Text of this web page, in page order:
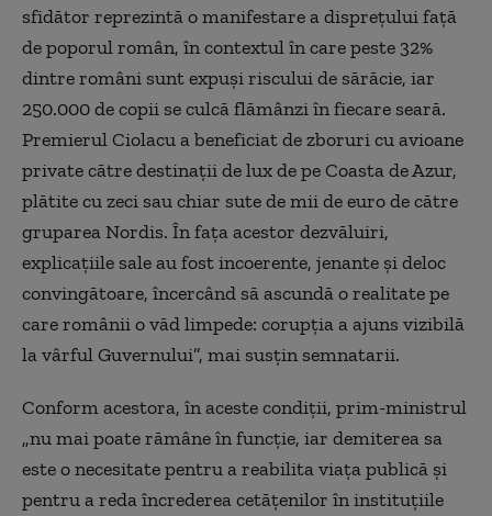
sfidător reprezintă o manifestare a dispreţului faţă
de poporul român, în contextul în care peste 32%
dintre români sunt expuşi riscului de sărăcie, iar
250.000 de copii se culcă flămânzi în fiecare seară.
Premierul Ciolacu a beneficiat de zboruri cu avioane
private către destinaţii de lux de pe Coasta de Azur,
plătite cu zeci sau chiar sute de mii de euro de către
gruparea Nordis. În faţa acestor dezvăluiri,
explicaţiile sale au fost incoerente, jenante şi deloc
convingătoare, încercând să ascundă o realitate pe
care românii o văd limpede: corupţia a ajuns vizibilă
la vârful Guvernului”, mai susţin semnatarii.
Conform acestora, în aceste condiţii, prim-ministrul
„nu mai poate rămâne în funcţie, iar demiterea sa
este o necesitate pentru a reabilita viaţa publică şi
pentru a reda încrederea cetăţenilor în instituţiile